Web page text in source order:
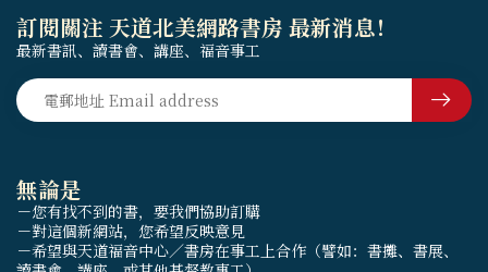
無論是
－您有找不到的書，要我們協助訂購
－對這個新網站，您希望反映意見
－希望與天道福音中心／書房在事工上合作（譬如：書攤、書展、
訂閱關注 天道北美網路書房 最新消息！
最新書訊、讀書會、講座、福音事工